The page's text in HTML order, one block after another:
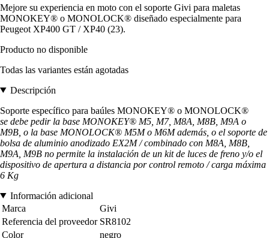
Mejore su experiencia en moto con el soporte Givi para maletas
MONOKEY® o MONOLOCK® diseñado especialmente para
Peugeot XP400 GT / XP40 (23).
Producto no disponible
Todas las variantes están agotadas
Descripción
Soporte específico para baúles MONOKEY® o MONOLOCK®
se debe pedir la base MONOKEY® M5, M7, M8A, M8B, M9A o
M9B, o la base MONOLOCK® M5M o M6M además, o el soporte de
bolsa de aluminio anodizado EX2M / combinado con M8A, M8B,
M9A, M9B no permite la instalación de un kit de luces de freno y/o el
dispositivo de apertura a distancia por control remoto / carga máxima
6 Kg
Información adicional
Marca
Givi
Referencia del proveedor SR8102
Color
negro